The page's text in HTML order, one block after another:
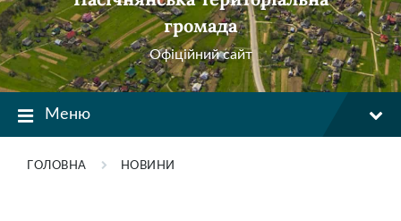
громада
Офіційний сайт
Меню
ГОЛОВНА НОВИНИ